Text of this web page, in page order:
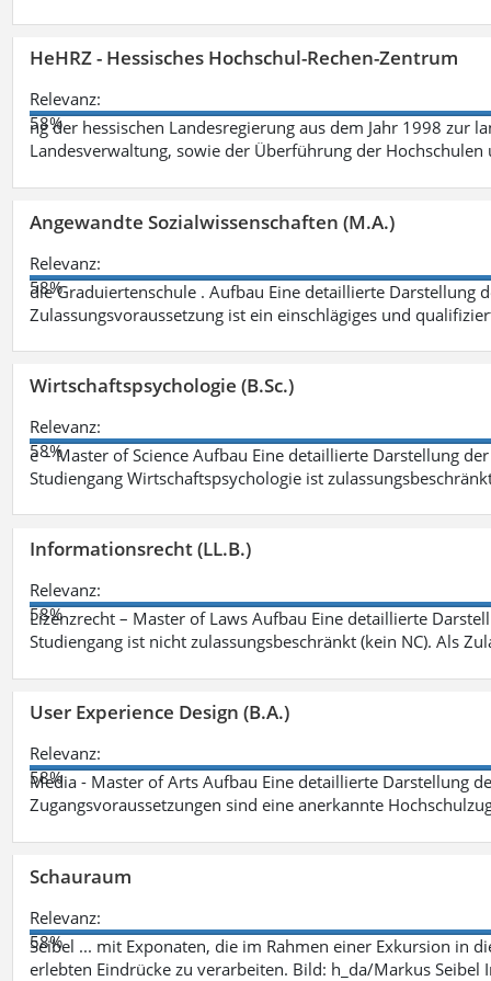
HeHRZ - Hessisches Hochschul-Rechen-Zentrum
Relevanz:
58%
ng der hessischen Landesregierung aus dem Jahr 1998 zur
Landesverwaltung, sowie der Überführung der
Angewandte Sozialwissenschaften (M.A.)
Relevanz:
58%
die Graduiertenschule . Aufbau Eine detaillierte Darstellung
Zulassungsvoraussetzung ist ein einschlägiges und
Wirtschaftspsychologie (B.Sc.)
Relevanz:
58%
e – Master of Science Aufbau Eine detaillierte Darstellung
Studiengang Wirtschaftspsychologie ist
Informationsrecht (LL.B.)
Relevanz:
58%
Lizenzrecht – Master of Laws Aufbau Eine detaillierte
Studiengang ist nicht zulassungsbeschränkt (kein NC). Als
User Experience Design (B.A.)
Relevanz:
58%
Media - Master of Arts Aufbau Eine detaillierte Darstellung
Zugangsvoraussetzungen sind eine anerkannte
Schauraum
Relevanz:
58%
Seibel ... mit Exponaten, die im Rahmen einer Exkursion in
erlebten Eindrücke zu verarbeiten. Bild: h_da/Markus Seibel